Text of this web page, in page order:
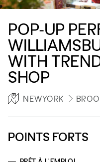
POP-UP
WITH
SHOP
NEWYORK
POINTS FORTS